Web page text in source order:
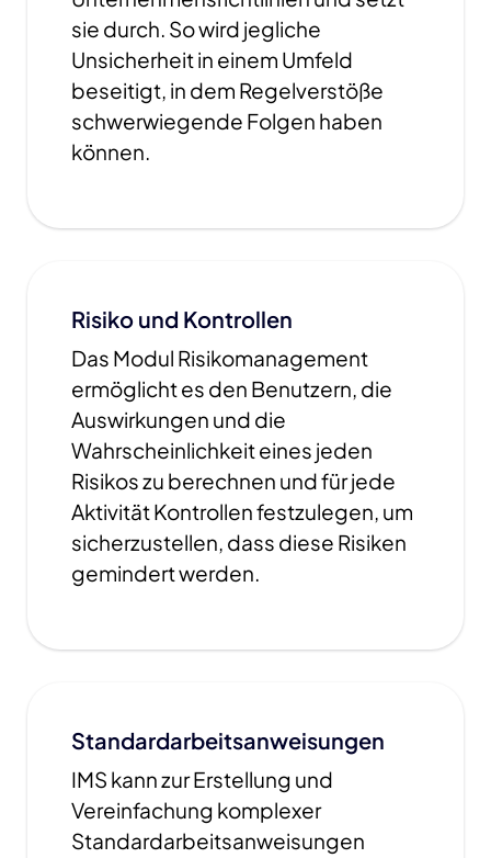
sie durch. So wird jegliche
Unsicherheit in einem Umfeld
beseitigt, in dem Regelverstöße
schwerwiegende Folgen haben
können.
Risiko und Kontrollen
Das Modul Risikomanagement
ermöglicht es den Benutzern, die
Auswirkungen und die
Wahrscheinlichkeit eines jeden
Risikos zu berechnen und für jede
Aktivität Kontrollen festzulegen, um
sicherzustellen, dass diese Risiken
gemindert werden.
Standardarbeitsanweisungen
IMS kann zur Erstellung und
Vereinfachung komplexer
Standardarbeitsanweisungen